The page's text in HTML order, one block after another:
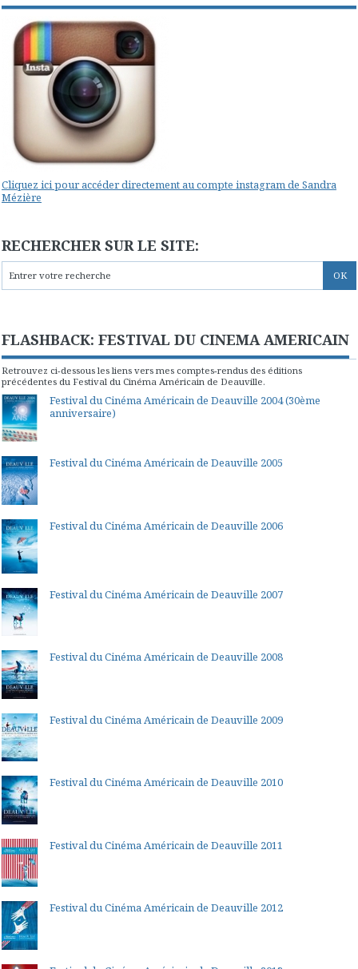
Cliquez ici pour accéder directement au compte instagram de Sandra
Mézière
RECHERCHER SUR LE SITE:
FLASHBACK: FESTIVAL DU CINEMA AMERICAIN
Retrouvez ci-dessous les liens vers mes comptes-rendus des éditions
précédentes du Festival du Cinéma Américain de Deauville.
Festival du Cinéma Américain de Deauville 2004 (30ème
anniversaire)
Festival du Cinéma Américain de Deauville 2005
Festival du Cinéma Américain de Deauville 2006
Festival du Cinéma Américain de Deauville 2007
Festival du Cinéma Américain de Deauville 2008
Festival du Cinéma Américain de Deauville 2009
Festival du Cinéma Américain de Deauville 2010
Festival du Cinéma Américain de Deauville 2011
Festival du Cinéma Américain de Deauville 2012